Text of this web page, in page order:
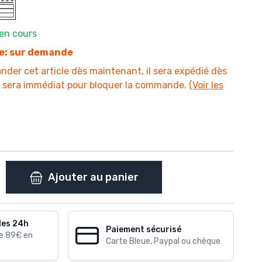
cours
sur demande
cet article dès maintenant, il sera expédié dès
immédiat pour bloquer la commande. (Voir les
Ajouter au panier
24h
89€ en
Paiement sécurisé
Carte Bleue, Paypal ou chèque